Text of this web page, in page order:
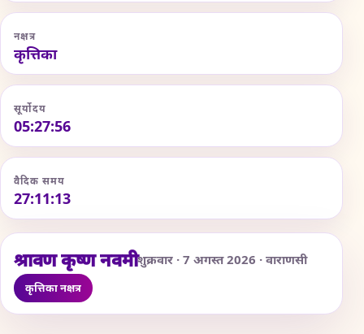
नक्षत्र
कृत्तिका
सूर्योदय
05:27:56
वैदिक समय
27:11:17
श्रावण कृष्ण नवमीशुक्रवार · 7 अगस्त 2026 · वाराणसी
कृत्तिका नक्षत्र